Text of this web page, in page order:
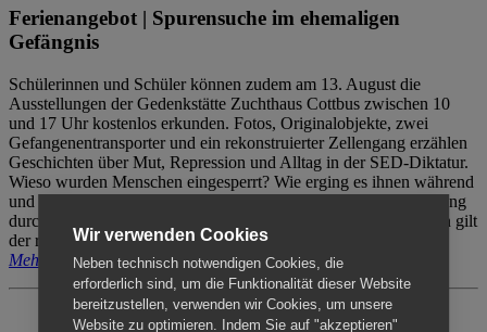
Ferienangebot | Spurensuche im ehemaligen
Gefängnis
Schülerinnen und Schüler können zudem am 13. August die
Ausstellungen der Gedenkstätte Zuchthaus Cottbus zwischen 10
und 17 Uhr kostenlos erkunden. Fotos, Originalobjekte, zwei
Gefangenentransporter und ein rekonstruierter Zellengang erzählen
Geschichten über Mut, Repression und Alltag in der SED-Diktatur.
Wieso wurden Menschen eingesperrt? Wie erging es ihnen während
und nach der Haft? Der Besuch erfolgt individuell ohne Betreuung
durch das Menschenrechtszentrum Cottbus. Für Begleitpersonen gilt
der reguläre Eintritt (8€ / ermäßigt 5€).
Mehr erfahren
Wir verwenden Cookies
Neben technisch notwendigen Cookies, die
erforderlich sind, um die Funktionalität dieser Website
bereitzustellen, verwenden wir Cookies, um unsere
Website zu optimieren. Indem Sie auf "akzeptieren"